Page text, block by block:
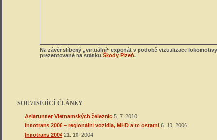
Na závěr slíbený „virtuální“ exponát v podobě vizualizace lokomotivy
prezentované na stánkuŠkody Plzeň.
SOUVISEJÍCÍ ČLÁNKY
Asiarunner Vietnamských železnic 5. 7. 2010
Innotrans 2006 – regionální vozidla, MHD a to ostatní 6. 10. 2006
Innotrans 2004 21. 10. 2004